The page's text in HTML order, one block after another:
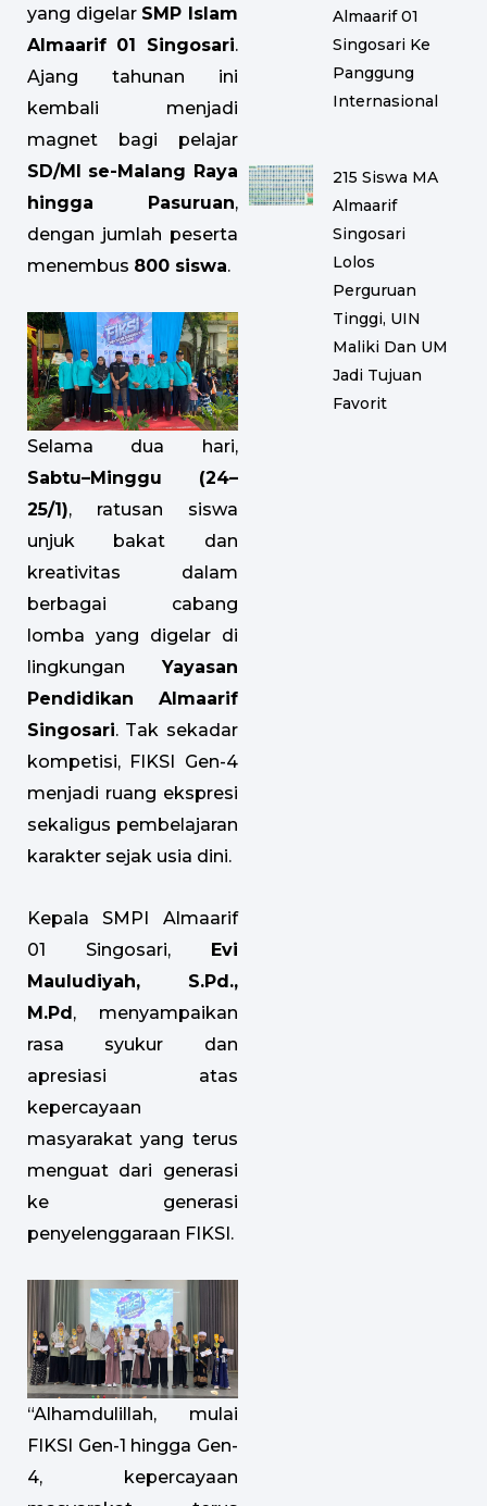
yang digelar SMP Islam
Almaarif 01 Singosari.
Ajang tahunan ini
kembali menjadi
magnet bagi pelajar
SD/MI se-Malang Raya
hingga Pasuruan,
dengan jumlah peserta
menembus 800 siswa.
Selama dua hari,
Sabtu–Minggu (24–
25/1), ratusan siswa
unjuk bakat dan
kreativitas dalam
berbagai cabang
lomba yang digelar di
lingkunganYayasan
Pendidikan Almaarif
Singosari. Tak sekadar
kompetisi, FIKSI Gen-4
menjadi ruang ekspresi
sekaligus pembelajaran
karakter sejak usia dini.
Kepala SMPI Almaarif
01 Singosari,
Evi
Mauludiyah, S.Pd.,
M.Pd , menyampaikan
rasa syukur dan
apresiasi atas
kepercayaan
masyarakat yang terus
menguat dari generasi
ke generasi
penyelenggaraan FIKSI.
“Alhamdulillah, mulai
FIKSI Gen-1 hingga Gen-
4, kepercayaan
Almaarif 01
Singosari Ke
Panggung
Internasional
215 Siswa MA
Almaarif
Singosari
Lolos
Perguruan
Tinggi, UIN
Maliki Dan UM
Jadi Tujuan
Favorit